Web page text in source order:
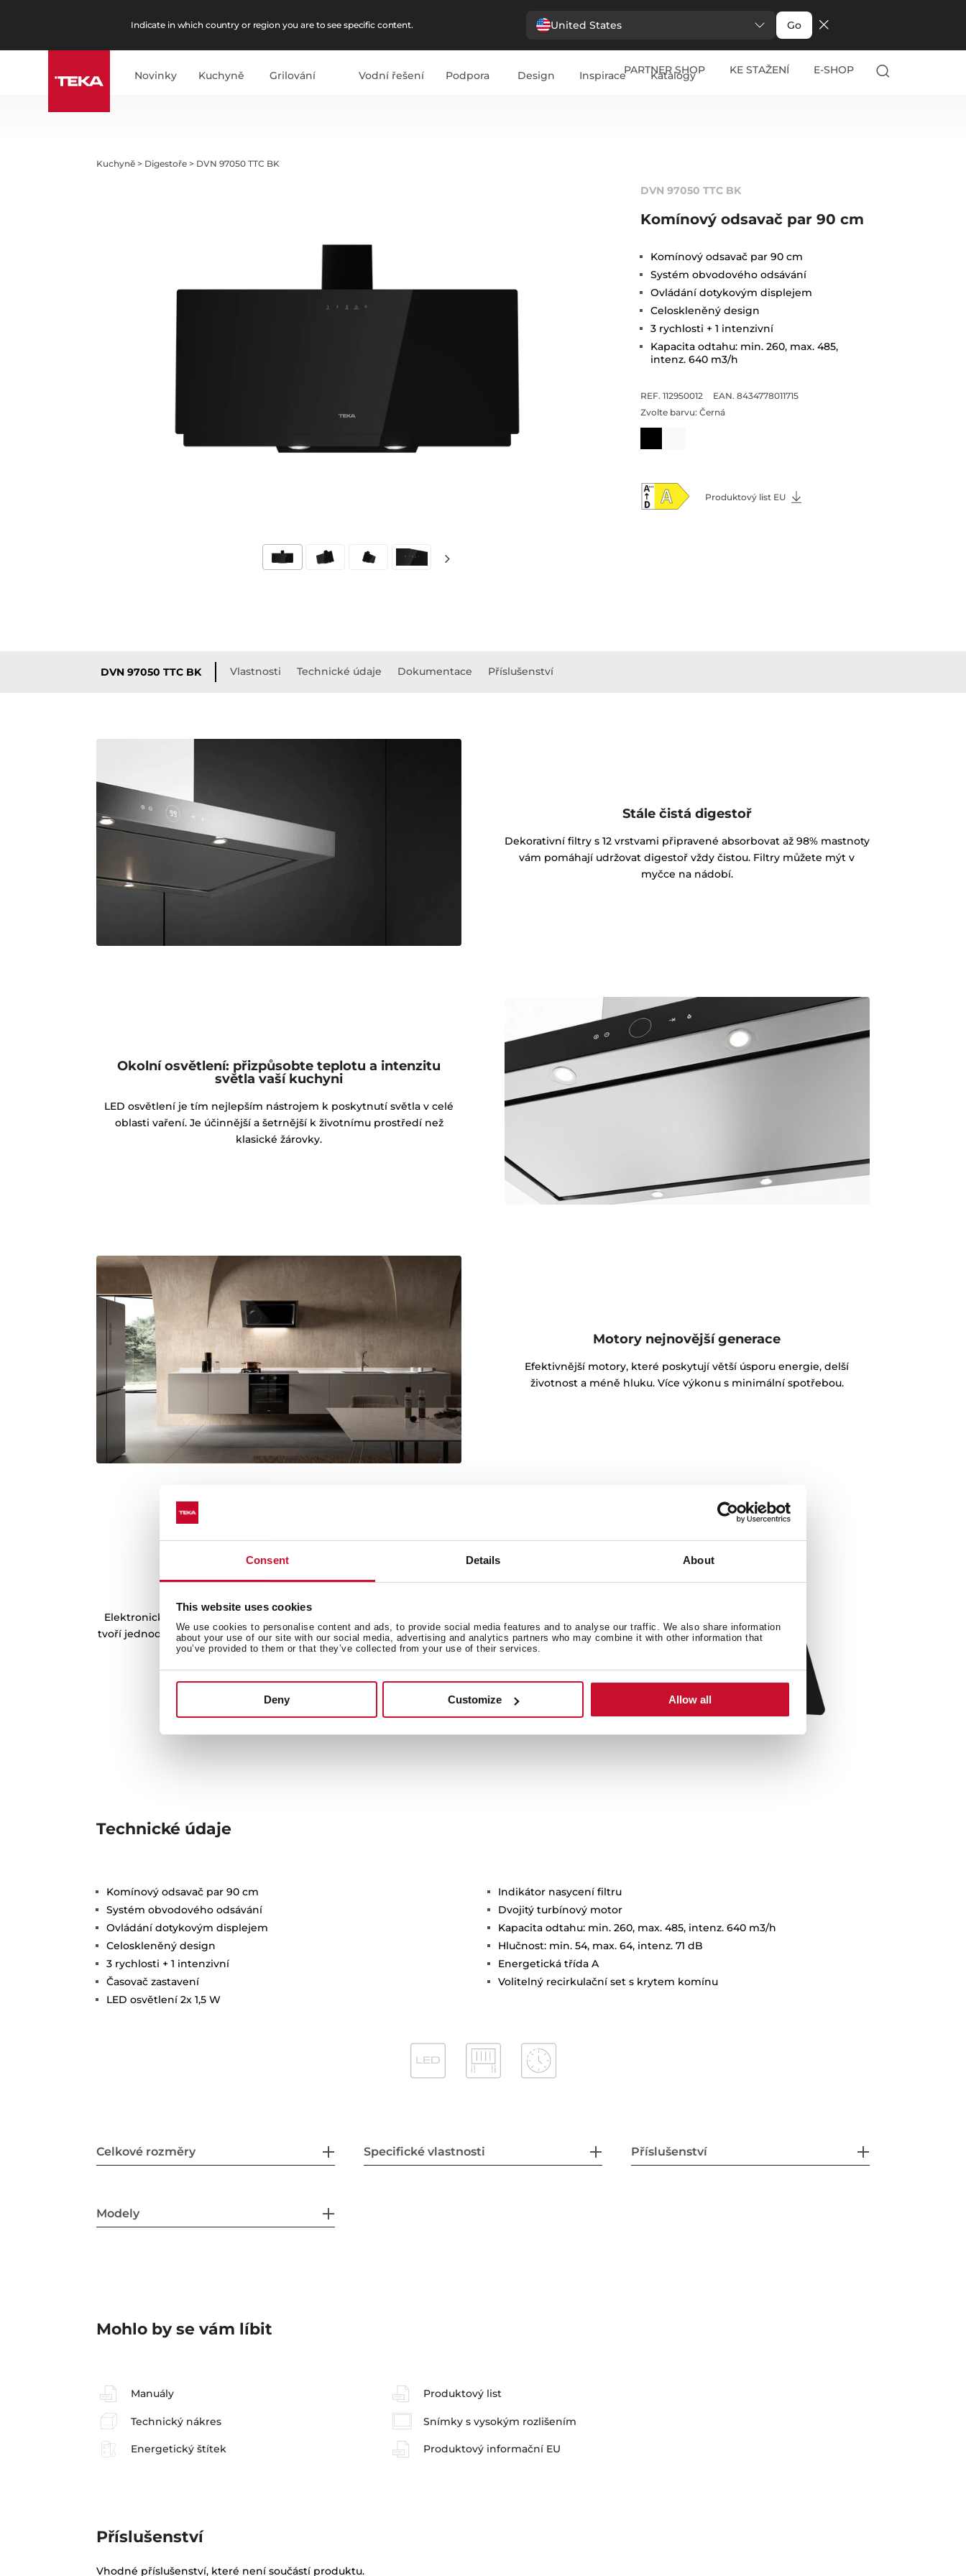
Consent Details About
This website uses cookies
We use cookies to personalise content and ads, to provide social media features and to analyse our traffic. We also share information
about your use of our site with our social media, advertising and analytics partners who may combine it with other information that
you’ve provided to them or that they’ve collected from your use of their services.
Deny Customize Allow all
Indicate in which country or region you are to see specific content. United States Go
Novinky Kuchyně Grilování Vodní řešení Podpora Design Inspirace Katalogy
PARTNER SHOP KE STAŽENÍ E-SHOP
Kuchyně > Digestoře > DVN 97050 TTC BK
DVN 97050 TTC BK
Komínový odsavač par 90 cm
Komínový odsavač par 90 cm
Systém obvodového odsávání
Ovládání dotykovým displejem
Celoskleněný design
3 rychlosti + 1 intenzivní
Kapacita odtahu: min. 260, max. 485,
intenz. 640 m3/h
REF. 112950012
EAN. 8434778011715
Zvolte barvu: Černá
Produktový list EU
DVN 97050 TTC BK Vlastnosti Technické údaje Dokumentace Příslušenství
Stále čistá digestoř
Dekorativní filtry s 12 vrstvami připravené absorbovat až 98% mastnoty
vám pomáhají udržovat digestoř vždy čistou. Filtry můžete mýt v
myčce na nádobí.
Okolní osvětlení: přizpůsobte teplotu a intenzitu
světla vaší kuchyni
LED osvětlení je tím nejlepším nástrojem k poskytnutí světla v celé
oblasti vaření. Je účinnější a šetrnější k životnímu prostředí než
klasické žárovky.
Motory nejnovější generace
Efektivnější motory, které poskytují větší úsporu energie, delší
životnost a méně hluku. Více výkonu s minimální spotřebou.
Elektronické ovládání je zcela integrováno do skleněného panelu a
tvoří jednoduché a intuitivní ovládací centrum s rychlým a efektivním
přístupem ke všem funkcím.
Technické údaje
Komínový odsavač par 90 cm
Systém obvodového odsávání
Ovládání dotykovým displejem
Celoskleněný design
3 rychlosti + 1 intenzivní
Časovač zastavení
LED osvětlení 2x 1,5 W
Indikátor nasycení filtru
Dvojitý turbínový motor
Kapacita odtahu: min. 260, max. 485, intenz. 640 m3/h
Hlučnost: min. 54, max. 64, intenz. 71 dB
Energetická třída A
Volitelný recirkulační set s krytem komínu
Celkové rozměry Specifické vlastnosti Příslušenství
Modely
Mohlo by se vám líbit
Manuály Produktový list
Technický nákres Snímky s vysokým rozlišením
Energetický štítek Produktový informační EU
Příslušenství
Vhodné příslušenství, které není součástí produktu.